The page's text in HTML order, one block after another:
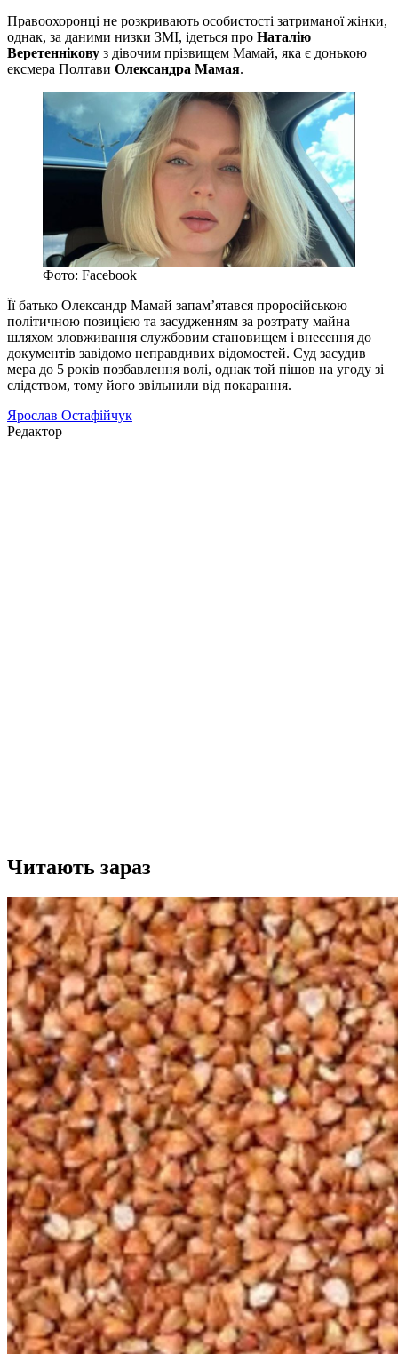
Правоохоронці не розкривають особистості затриманої жінки,
однак, за даними низки ЗМІ, ідеться про Наталію
Веретеннікову з дівочим прізвищем Мамай, яка є донькою
ексмера Полтави Олександра Мамая.
Фото: Facebook
Її батько Олександр Мамай запам’ятався проросійською
політичною позицією та засудженням за розтрату майна
шляхом зловживання службовим становищем і внесення до
документів завідомо неправдивих відомостей. Суд засудив
мера до 5 років позбавлення волі, однак той пішов на угоду зі
слідством, тому його звільнили від покарання.
Ярослав Остафійчук
Редактор
Читають зараз